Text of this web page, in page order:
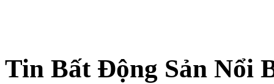
Tin Bất Động Sản Nổi